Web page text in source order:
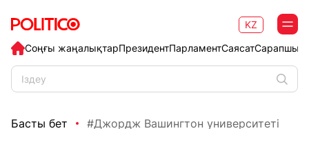
Соңғы жаңалықтарПрезидентПарламентСаясат
KZ
Басты бет #Джордж Вашингтон университеті